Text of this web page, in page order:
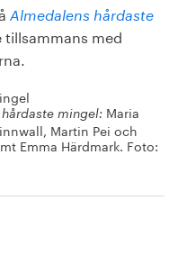
Almedalens hårdaste
med
mingel: Maria
Martin Pei och
Emma Härdmark. Foto: